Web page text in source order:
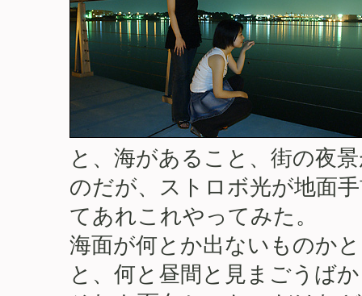
と、海があること、街の夜
のだが、ストロボ光が地面
てあれこれやってみた。
海面が何とか出ないものか
と、何と昼間と見まごうば